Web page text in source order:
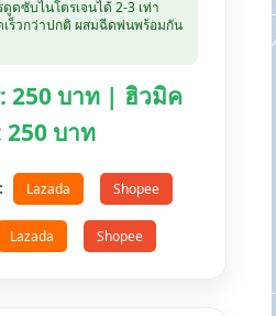
ดซับไนโตรเจนได้ 2-3 เท่า
เร็วกว่าปกติ ผสมฉีดพ่นพร้อมกัน
250 บาท | ฮิวมิค
250 บาท
Lazada Shopee
Lazada Shopee